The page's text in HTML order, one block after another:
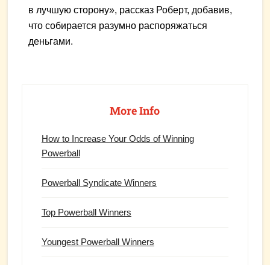
в лучшую сторону», рассказ Роберт, добавив,
что собирается разумно распоряжаться
деньгами.
More Info
How to Increase Your Odds of Winning
Powerball
Powerball Syndicate Winners
Top Powerball Winners
Youngest Powerball Winners